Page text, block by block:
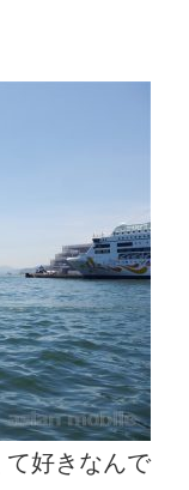
好きなんで